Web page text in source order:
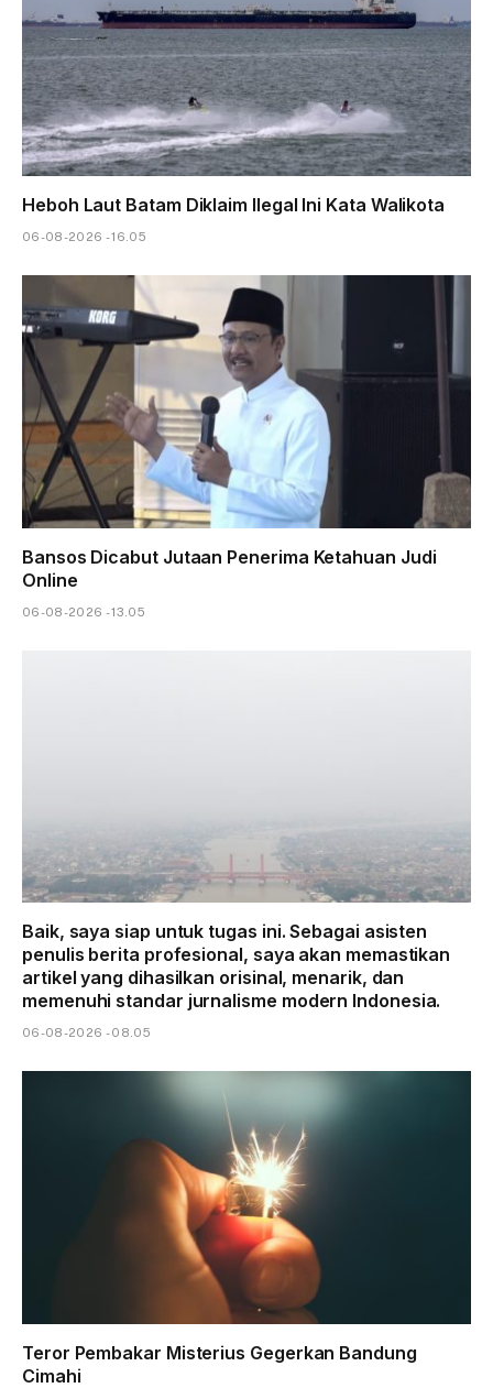
Heboh Laut Batam Diklaim Ilegal Ini Kata Walikota
06-08-2026 - 16.05
Bansos Dicabut Jutaan Penerima Ketahuan Judi
Online
06-08-2026 - 13.05
Baik, saya siap untuk tugas ini. Sebagai asisten
penulis berita profesional, saya akan memastikan
artikel yang dihasilkan orisinal, menarik, dan
memenuhi standar jurnalisme modern Indonesia.
06-08-2026 - 08.05
Teror Pembakar Misterius Gegerkan Bandung
Cimahi